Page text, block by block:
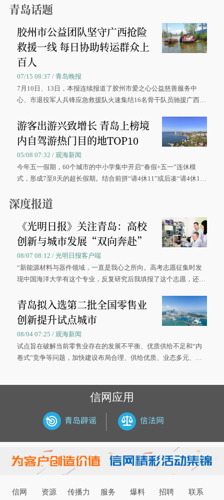
青岛话题
胶州市公益团队坚守广西抢险
救援一线 每日协助转运群众上
百人
07/15 08:37 / 青岛晚报
7月10日、13日，本报连续报道了胶州市爱之心公益慈善服务中
心、市退役军人兵锋应急救援队火速集结16名骨干队员驰援广西灾
游客出游兴致增长 青岛上榜境
内自驾游热门目的地TOP10
05/08 07:32 / 观海新闻
今年五一假期，60个城市的中小学集中开启“春假+五一”连休模
式，形成7至8天的超长假期。结合前拼“请4休11”或后凑“请4休1
深度报道
《光明日报》关注青岛：高校
创新与城市发展“双向奔赴”
08/07 08:12 / 光明日报客户端
“新能源材料与器件领域，一直是我心之所向。高考志愿征集时发
现中国海洋大学有这个专业，反复研究后我填报了这个志愿，还真
大学材料科学与工程学院材料类专业的录取通知书。
青岛拟入选第二批全国零售业
创新提升试点城市
08/04 07:25 / 观海新闻
试点旨在破解当前零售业存在的发展不平衡、优质供给不足和“内
卷式”竞争等问题，加快建设布局合理、供给优质、业态多元、智
信网应用
信网 资源 传播力 服务 爆料 招聘 联系